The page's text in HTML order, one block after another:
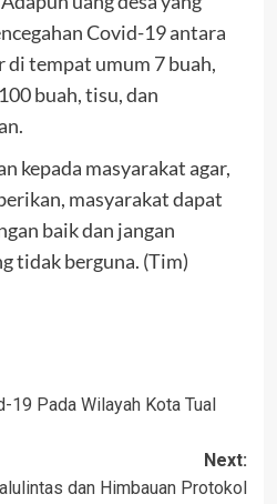
Covid-19 antara
di tempat umum 7 buah,
buah, tisu, dan
kepada masyarakat agar,
masyarakat dapat
baik dan jangan
tidak berguna. (Tim)
19 Pada Wilayah Kota Tual
Next:
dan Himbauan Protokol